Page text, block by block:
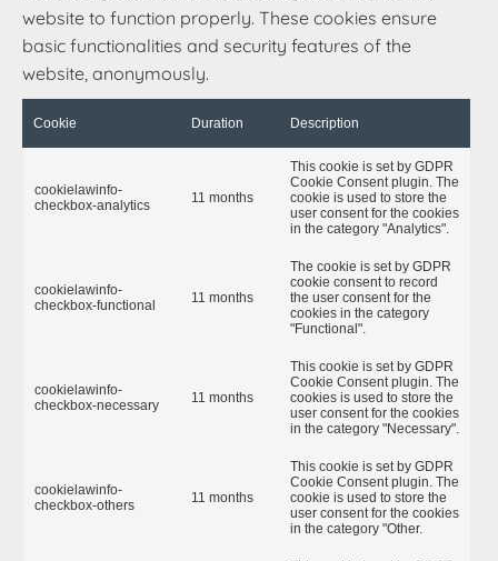
website to function properly. These cookies ensure
basic functionalities and security features of the
website, anonymously.
Cookie Duration Description
cookielawinfo-
checkbox-analytics
11 months
This cookie is set by GDPR
Cookie Consent plugin. The
cookie is used to store the
user consent for the cookies
in the category "Analytics".
cookielawinfo-
checkbox-functional
11 months
The cookie is set by GDPR
cookie consent to record
the user consent for the
cookies in the category
"Functional".
cookielawinfo-
checkbox-necessary
11 months
This cookie is set by GDPR
Cookie Consent plugin. The
cookies is used to store the
user consent for the cookies
in the category "Necessary".
cookielawinfo-
checkbox-others
11 months
This cookie is set by GDPR
Cookie Consent plugin. The
cookie is used to store the
user consent for the cookies
in the category "Other.